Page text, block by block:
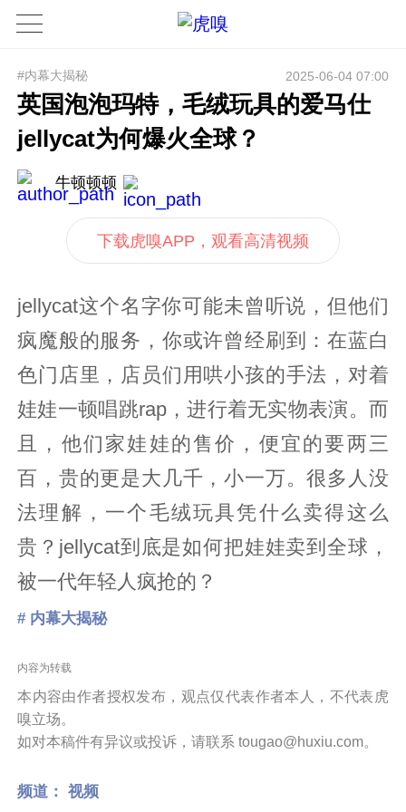
#内幕大揭秘 2025-06-04 07:00
英国泡泡玛特，毛绒玩具的爱马仕
jellycat为何爆火全球？
牛顿顿顿
下载虎嗅APP，观看高清视频
jellycat这个名字你可能未曾听说，但他们
疯魔般的服务，你或许曾经刷到：在蓝白
色门店里，店员们用哄小孩的手法，对着
娃娃一顿唱跳rap，进行着无实物表演。而
且，他们家娃娃的售价，便宜的要两三
百，贵的更是大几千，小一万。很多人没
法理解，一个毛绒玩具凭什么卖得这么
贵？jellycat到底是如何把娃娃卖到全球，
被一代年轻人疯抢的？
# 内幕大揭秘
内容为转载
本内容由作者授权发布，观点仅代表作者本人，不代表虎
嗅立场。
如对本稿件有异议或投诉，请联系 tougao@huxiu.com。
频道： 视频